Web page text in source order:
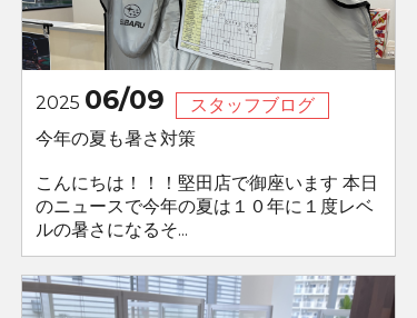
2025 06/09
スタッフブログ
今年の夏も暑さ対策
こんにちは！！！堅田店で御座います 本日
のニュースで今年の夏は１０年に１度レベ
ルの暑さになるそ...